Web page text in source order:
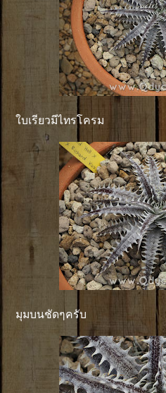
ใบเรียวมีไทรโครม
มุมบนชัดๆครับ